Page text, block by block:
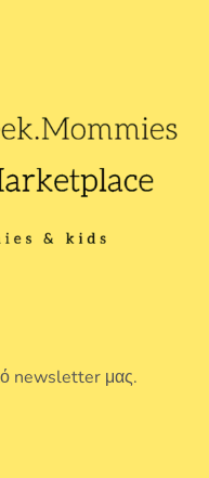
newsletter μας.